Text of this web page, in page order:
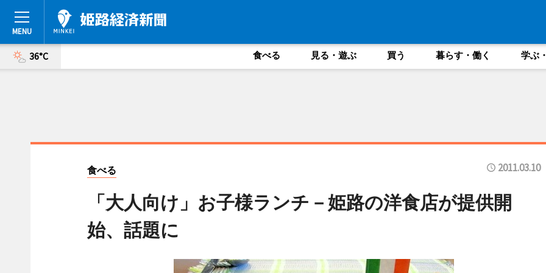
36°C 食べる 見る・遊ぶ 買う 暮らす・働く 学ぶ
食べる 2011.03.10
「大人向け」お子様ランチ－姫路の洋食店が提供開
始、話題に